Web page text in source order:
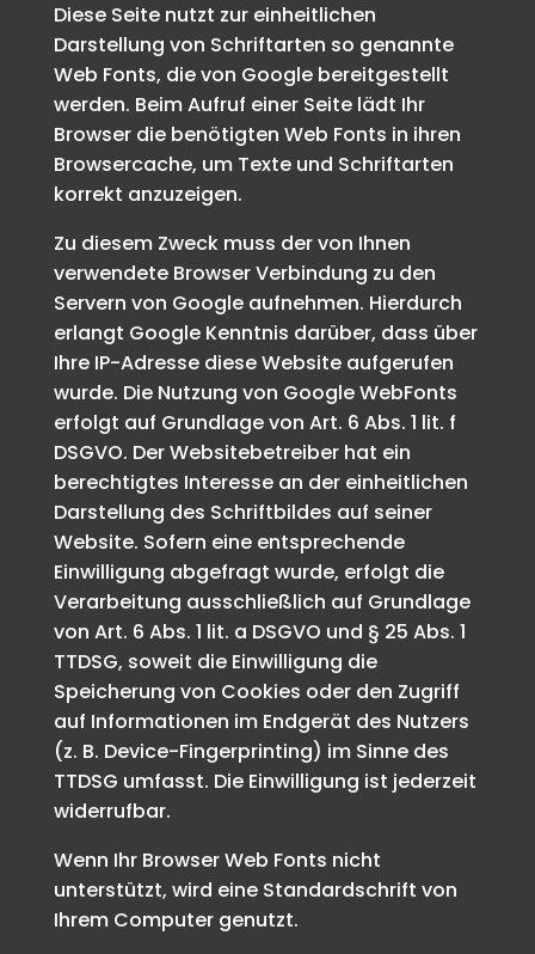
Diese Seite nutzt zur einheitlichen
Darstellung von Schriftarten so genannte
Web Fonts, die von Google bereitgestellt
werden. Beim Aufruf einer Seite lädt Ihr
Browser die benötigten Web Fonts in ihren
Browsercache, um Texte und Schriftarten
korrekt anzuzeigen.
Zu diesem Zweck muss der von Ihnen
verwendete Browser Verbindung zu den
Servern von Google aufnehmen. Hierdurch
erlangt Google Kenntnis darüber, dass über
Ihre IP-Adresse diese Website aufgerufen
wurde. Die Nutzung von Google WebFonts
erfolgt auf Grundlage von Art. 6 Abs. 1 lit. f
DSGVO. Der Websitebetreiber hat ein
berechtigtes Interesse an der einheitlichen
Darstellung des Schriftbildes auf seiner
Website. Sofern eine entsprechende
Einwilligung abgefragt wurde, erfolgt die
Verarbeitung ausschließlich auf Grundlage
von Art. 6 Abs. 1 lit. a DSGVO und § 25 Abs. 1
TTDSG, soweit die Einwilligung die
Speicherung von Cookies oder den Zugriff
auf Informationen im Endgerät des Nutzers
(z. B. Device-Fingerprinting) im Sinne des
TTDSG umfasst. Die Einwilligung ist jederzeit
widerrufbar.
Wenn Ihr Browser Web Fonts nicht
unterstützt, wird eine Standardschrift von
Ihrem Computer genutzt.